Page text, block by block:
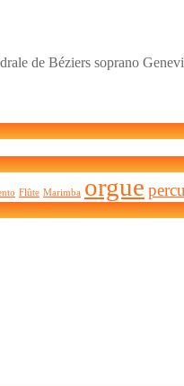
de Béziers soprano
Flûte Marimba orgue